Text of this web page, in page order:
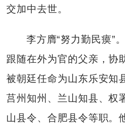
交加中去世。
李方膺“努力勤民瘼”
跟随在外为官的父亲，协
被朝廷任命为山东乐安知
莒州知州、兰山知县、权
山县令、合肥县令等职。